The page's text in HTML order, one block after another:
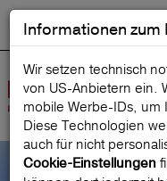
Informationen zum
Wir setzen technisch
von US-Anbietern ein.
mobile Werbe‑IDs,
Diese Technologien
auch für nicht
Cookie-Einstellungen